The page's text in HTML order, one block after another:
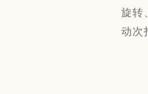
旋转
动次